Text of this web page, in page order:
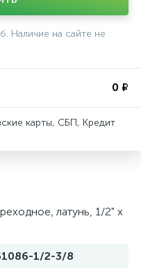
Наличие на сайте не
0 ₽
карты, СБП, Кредит
латунь, 1/2" х
1/2-3/8